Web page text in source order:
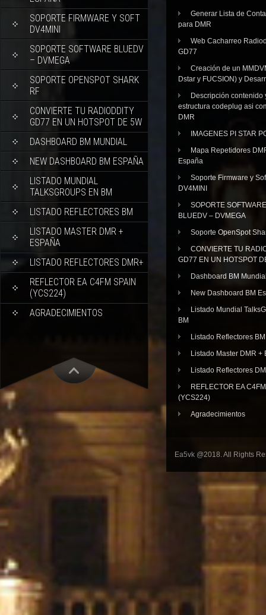
SOPORTE FIRMWARE Y SOFT
DV4MINI
SOPORTE SOFTWARE BLUEDV
– DVMEGA
SOPORTE OPENSPOT SHARK
RF
CONVIERTE TU RADIODDITY
GD77 EN UN HOTSPOT DE 5W
DASHBOARD BM MUNDIAL
NEW DASHBOARD BM ESPAÑA
LISTADO MUNDIAL
TALKSGROUPS EN BM
LISTADO REFLECTORES BM
LISTADO MASTER DMR +
ESPAÑA
LISTADO REFLECTORES DMR+
REFLECTOR EA C4FM SPAIN
(YCS224)
AGRADECIMIENTOS
Generar Lista de
para DMR
Web Cacharreo
GD77
Creación de un
Dstar y FUCSION) y
Descripción contenido
estructura codeplug asi
DMR
IMAGENES PI STAR
Mapa Repetidores
España
Soporte Firmware y
DV4MINI
SOPORTE SOFTWARE
BLUEDV – DVMEGA
Soporte OpenSpot
CONVIERTE TU
GD77 EN UN HOTSPOT
Dashboard BM
New Dashboard BM
Listado Mundial
BM
Listado Reflectores BM
Listado Master DMR +
Listado Reflectores
REFLECTOR EA
(YCS224)
Agradecimientos
Ea5vk @2018. All Rights